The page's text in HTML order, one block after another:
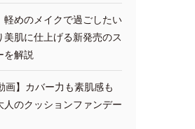
軽めのメイクで過ごしたい
美肌に仕上げる新発売のス
を解説
画】カバー力も素肌感も
人のクッションファンデー